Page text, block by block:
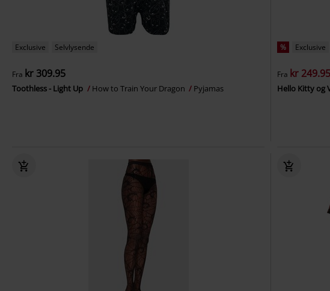
Exclusive Selvlysende
Fra kr 309.95
Toothless - Light Up How to Train Your Dragon Pyjamas
% Exclusive
Fra kr 249.95
Hello Kitty og